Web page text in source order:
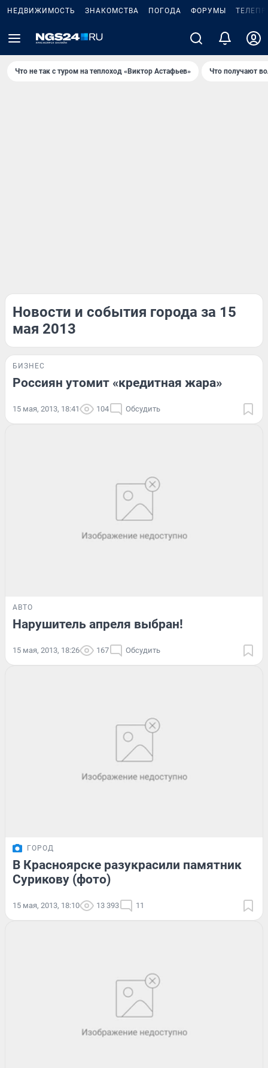
НЕДВИЖИМОСТЬ ЗНАКОМСТВА ПОГОДА ФОРУМЫ
Что не так с туром на теплоход «Виктор Астафьев» Что получают
Новости и события города за 15
мая 2013
БИЗНЕС
Россиян утомит «кредитная жара»
15 мая, 2013, 18:41 104 Обсудить
АВТО
Нарушитель апреля выбран!
15 мая, 2013, 18:26 167 Обсудить
ГОРОД
В Красноярске разукрасили памятник
Сурикову (фото)
15 мая, 2013, 18:10 13 393 11